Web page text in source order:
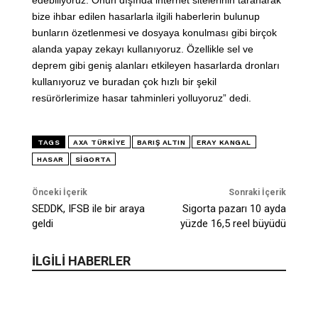
bize ihbar edilen hasarlarla ilgili haberlerin bulunup
bunların özetlenmesi ve dosyaya konulması gibi birçok
alanda yapay zekayı kullanıyoruz. Özellikle sel ve
deprem gibi geniş alanları etkileyen hasarlarda dronları
kullanıyoruz ve buradan çok hızlı bir şekil
resürörlerimize hasar tahminleri yolluyoruz” dedi.
TAGS AXA TÜRKIYE BARIŞ ALTIN ERAY KANGAL
HASAR SIGORTA
Önceki İçerik
SEDDK, IFSB ile bir araya
geldi
Sonraki İçerik
Sigorta pazarı 10 ayda
yüzde 16,5 reel büyüdü
İLGİLİ HABERLER